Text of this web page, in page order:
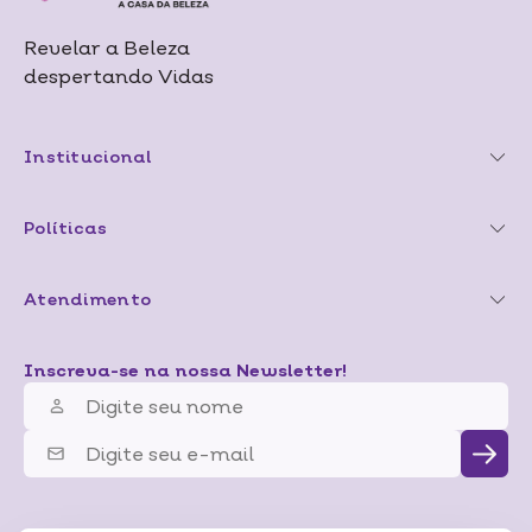
Revelar a Beleza
despertando Vidas
Institucional
Políticas
Atendimento
Inscreva-se na nossa Newsletter!